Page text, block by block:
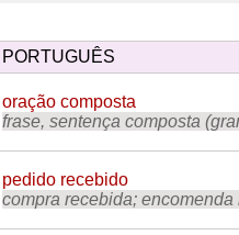
PORTUGUÊS
oração composta
frase, sentença composta
pedido recebido
compra recebida;